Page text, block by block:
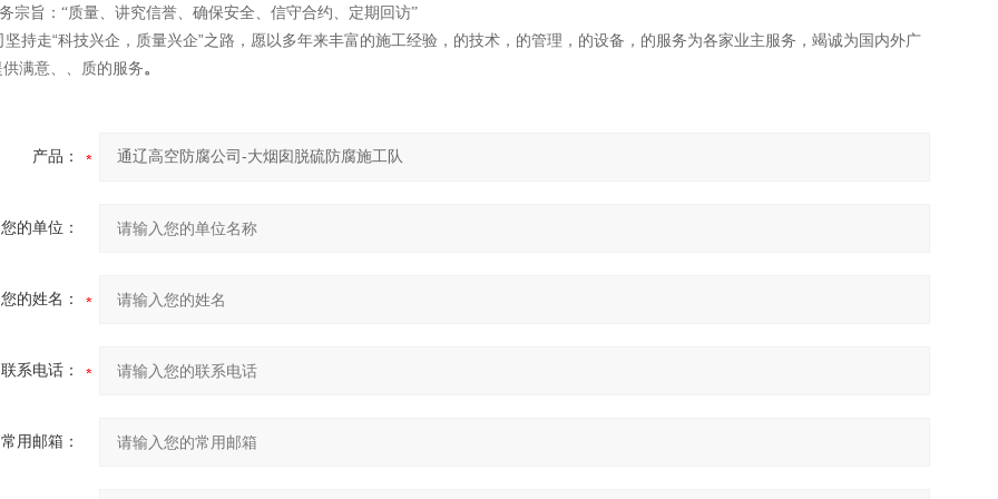
旨：“质量、讲究信誉、确保安全、信守合约、定期回访”
坚持走“科技兴企，质量兴企”之路，愿以多年来丰富的施工经验，的技术，的管理，的设备，的服务为各家业主服务，竭诚为国内外广
满意、、质的服务。
产品：
您的单位：
您的姓名：
联系电话：
常用邮箱：